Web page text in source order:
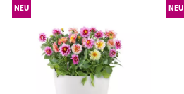
NEU NEU